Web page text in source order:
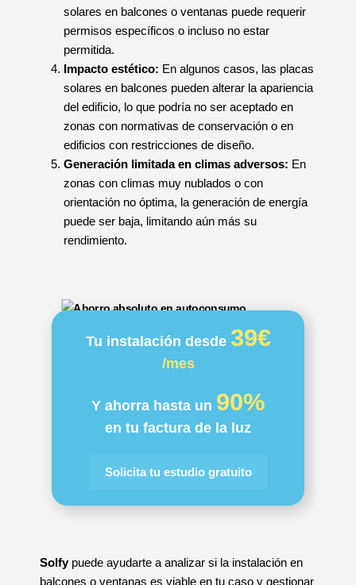
solares en balcones o ventanas puede requerir
permisos específicos o incluso no estar
permitida.
Impacto estético: En algunos casos, las placas
solares en balcones pueden alterar la apariencia
del edificio, lo que podría no ser aceptado en
zonas con normativas de conservación o en
edificios con restricciones de diseño.
Generación limitada en climas adversos: En
zonas con climas muy nublados o con
orientación no óptima, la generación de energía
puede ser baja, limitando aún más su
rendimiento.
Tu instalación desde 39€
/mes
Y ahorra hasta un 90%
en tu factura de la luz
Solicita tu estudio gratuito
Solfy puede ayudarte a analizar si la instalación en
balcones o ventanas es viable en tu caso y gestionar